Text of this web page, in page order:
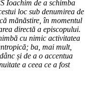
Ioachim de a schimba
loc sub denumirea de
mănăstire, în momentul
directă a episcopului.
cu nimic activitatea
ba, mai mult,
și de a o accentua
a ceea ce a fost